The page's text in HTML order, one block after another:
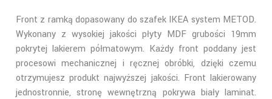
Front z ramką dopasowany do szafek IKEA system METOD.
Wykonany z wysokiej jakości płyty MDF grubości 19mm
pokrytej lakierem półmatowym. Każdy front poddany jest
procesowi mechanicznej i ręcznej obróbki, dzięki czemu
otrzymujesz produkt najwyższej jakości. Front lakierowany
jednostronnie, stronę wewnętrzną pokrywa biały laminat.